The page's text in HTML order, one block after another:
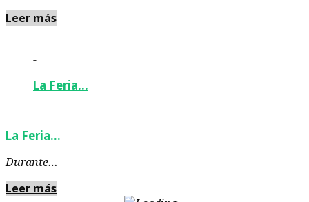
Leer más
-
La Feria…
La Feria…
Durante…
Leer más